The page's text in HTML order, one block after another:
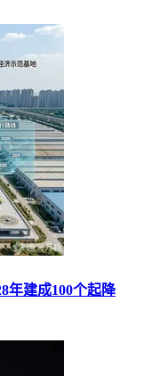
年建成100个起降